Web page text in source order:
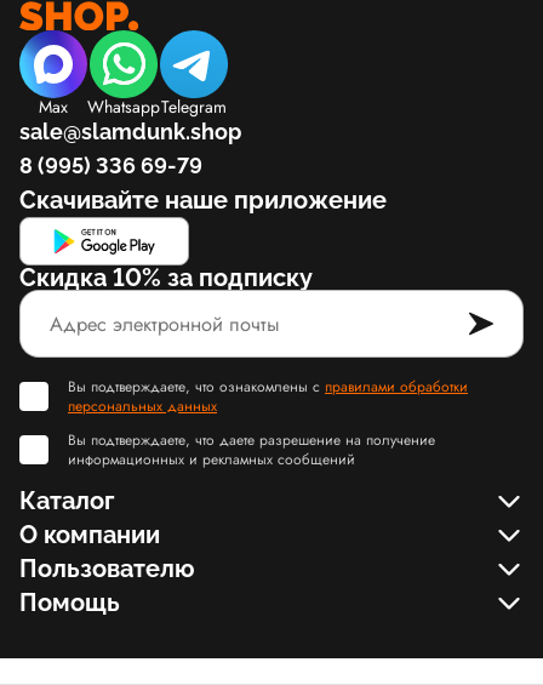
Max WhatsappTelegram
sale@slamdunk.shop
8 (995) 336 69-79
Скачивайте наше приложение
Скидка 10% за подписку
Вы подтверждаете, что ознакомлены с правилами обработки
персональных данных
Вы подтверждаете, что даете разрешение на получение
информационных и рекламных сообщений
Каталог
О компании
Пользователю
Помощь